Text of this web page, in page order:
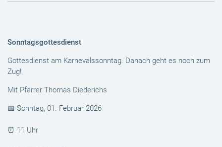
Sonntagsgottesdienst
Gottesdienst am Karnevalssonntag. Danach geht es noch zum
Zug!
Mit Pfarrer Thomas Diederichs
📅 Sonntag, 01. Februar 2026
⏰ 11 Uhr